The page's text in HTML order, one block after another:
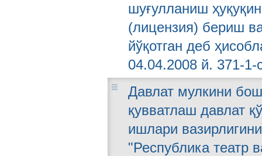
шуғулланиш
(лицензия) бериш
йўқотган деб
04.04.2008 й. 371-1-
Давлат мулкини
қувватлаш давлат
ишлари
"Республика театр